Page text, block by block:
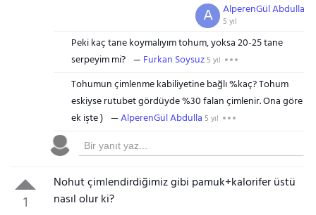
AlperenGül Abdulla
5 yıl
A
Peki kaç tane koymalıyım tohum, yoksa 20-25 tane
serpeyim mi?
Furkan Soysuz5 yıl
Tohumun çimlenme kabiliyetine bağlı %kaç? Tohum
eskiyse rutubet gördüyde %30 falan çimlenir. Ona göre
ek işte )
AlperenGül Abdulla 5 yıl
1
Nohut çimlendirdiğimiz gibi pamuk+kalorifer üstü
nasıl olur ki?